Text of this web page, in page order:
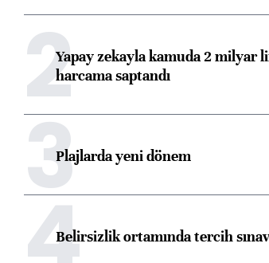
2Yapay zekayla kamuda 2 milyar
harcama saptandı
3Plajlarda yeni dönem
4Belirsizlik ortamında tercih